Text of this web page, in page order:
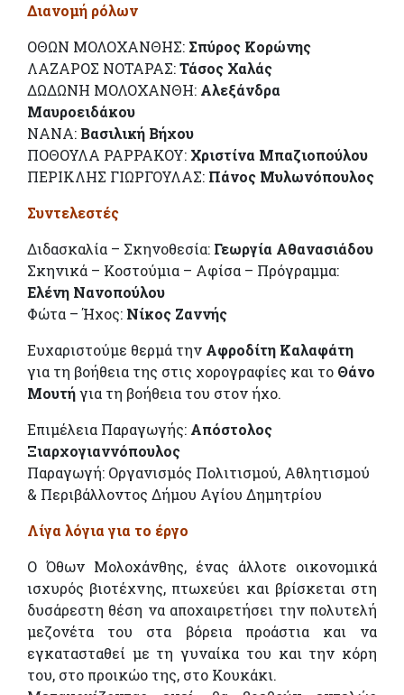
Διανομή ρόλων
ΟΘΩΝ ΜΟΛΟΧΑΝΘΗΣ: Σπύρος Κορώνης
ΛΑΖΑΡΟΣ ΝΟΤΑΡΑΣ:Τάσος Χαλάς
ΔΩΔΩΝΗ ΜΟΛΟΧΑΝΘΗ: Αλεξάνδρα
Μαυροειδάκου
ΝΑΝΑ: Βασιλική Βήχου
ΠΟΘΟΥΛΑ ΡΑΡΡΑΚΟΥ: Χριστίνα Μπαζιοπούλου
ΠΕΡΙΚΛΗΣ ΓΙΩΡΓΟΥΛΑΣ: Πάνος Μυλωνόπουλος
Συντελεστές
Διδασκαλία – Σκηνοθεσία: Γεωργία Αθανασιάδου
Σκηνικά – Κοστούμια – Αφίσα – Πρόγραμμα:
Ελένη Νανοπούλου
Φώτα – Ήχος: Νίκος Ζαννής
Ευχαριστούμε θερμά την Αφροδίτη Καλαφάτη
για τη βοήθεια της στις χορογραφίες και το Θάνο
Μουτήγια τη βοήθεια του στον ήχο.
Επιμέλεια Παραγωγής: Απόστολος
Ξιαρχογιαννόπουλος
Παραγωγή: Οργανισμός Πολιτισμού, Αθλητισμού
& Περιβάλλοντος Δήμου Αγίου Δημητρίου
Λίγα λόγια για το έργο
Ο Όθων Μολοχάνθης, ένας άλλοτε οικονομικά
ισχυρός βιοτέχνης, πτωχεύει και βρίσκεται στη
δυσάρεστη θέση να αποχαιρετήσει την πολυτελή
μεζονέτα του στα βόρεια προάστια και να
εγκατασταθεί με τη γυναίκα του και την κόρη
του, στο προικώο της, στο Κουκάκι.